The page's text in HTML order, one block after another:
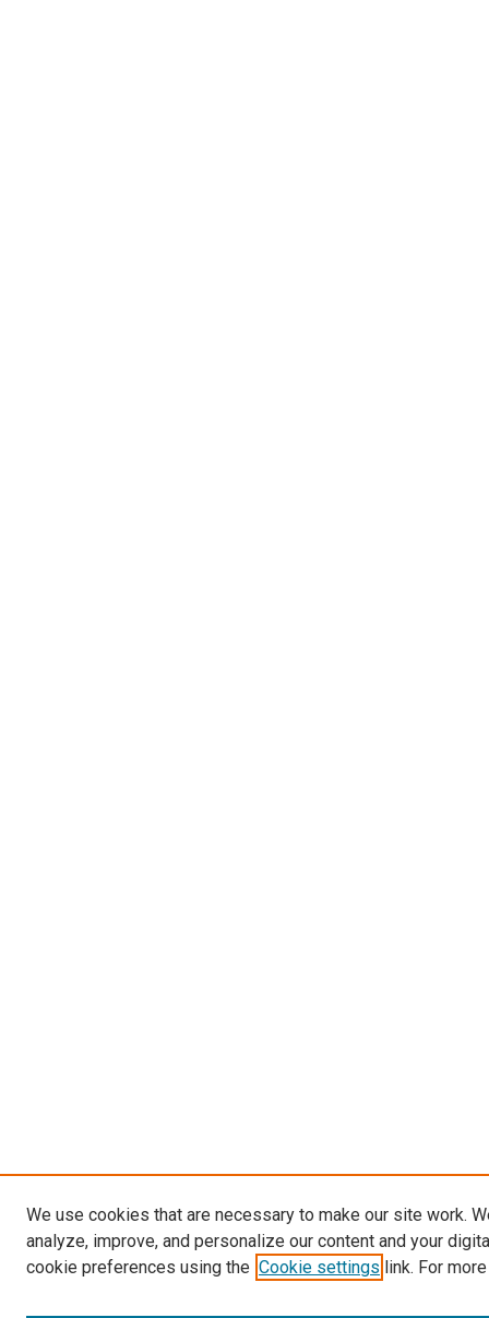
We use cookies that are necessary to make our site work.
analyze, improve, and personalize our content and your
cookie preferences using the Cookie settings link. For